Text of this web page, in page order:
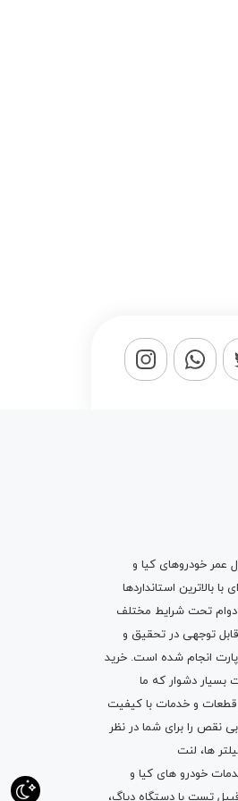
عمر خودروهای کیا و
استانداردها
دوام تحت شرایط مختلف
توجهی در تحقیق و
انجام شده است. خرید
دشوار که ما
قطعات و خدمات با کیفیت
نقص را برای شما در نظر
ها، لنت
خودرو های کیا و
تست با دستگاه دیاگ،